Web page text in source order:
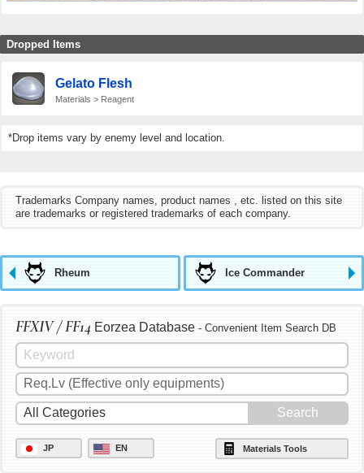
Dropped Items
Gelato Flesh
Materials > Reagent
*Drop items vary by enemy level and location.
Trademarks Company names, product names , etc. listed on this site
are trademarks or registered trademarks of each company.
Rheum Ice Commander
FFXIV / FF14 Eorzea Database - Convenient Item Search DB
JP EN Materials Tools